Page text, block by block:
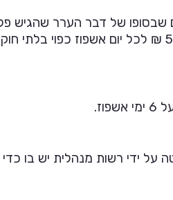
של דבר הערר שהגיש
נדחה לגופו ונקבע שאשפוזו אכן דרוש ונחוץ, ולכן ביהמ"ש פיצה את פלוני רק בעבור 6 ימי האשפוז הראשונים לפי 5,000 ₪ לכל יום
על ידי רשות מנהלית יש בו כדי